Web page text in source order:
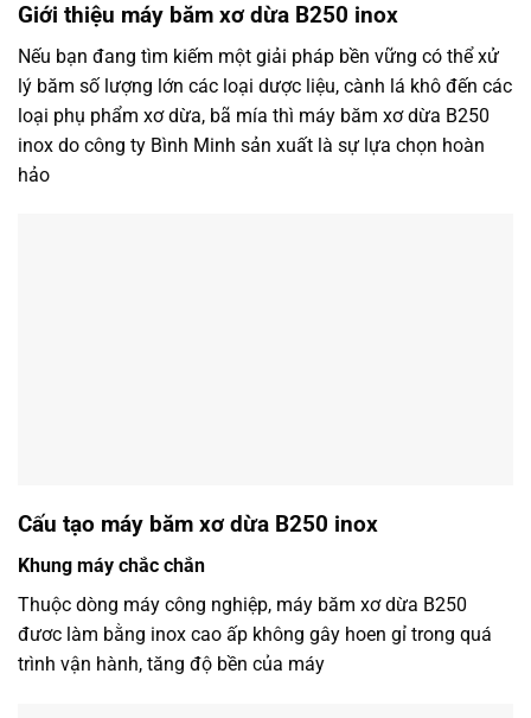
Giới thiệu máy băm xơ dừa B250 inox
Nếu bạn đang tìm kiếm một giải pháp bền vững có thể xử
lý băm số lượng lớn các loại dược liệu, cành lá khô đến các
loại phụ phẩm xơ dừa, bã mía thì máy băm xơ dừa B250
inox do công ty Bình Minh sản xuất là sự lựa chọn hoàn
hảo
Cấu tạo máy băm xơ dừa B250 inox
Khung máy chắc chắn
Thuộc dòng máy công nghiệp, máy băm xơ dừa B250
đươc làm bằng inox cao ấp không gây hoen gỉ trong quá
trình vận hành, tăng độ bền của máy